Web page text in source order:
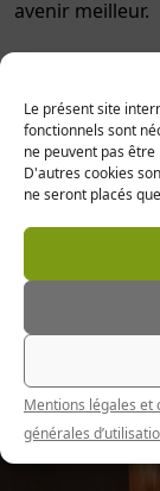
Le présent site
fonctionnels sont
ne peuvent pas être
D'autres cookies
ne seront placés
Mentions légales et
générales
avenir meilleur.